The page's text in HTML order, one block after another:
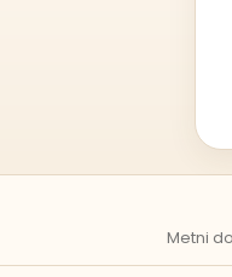
Metni